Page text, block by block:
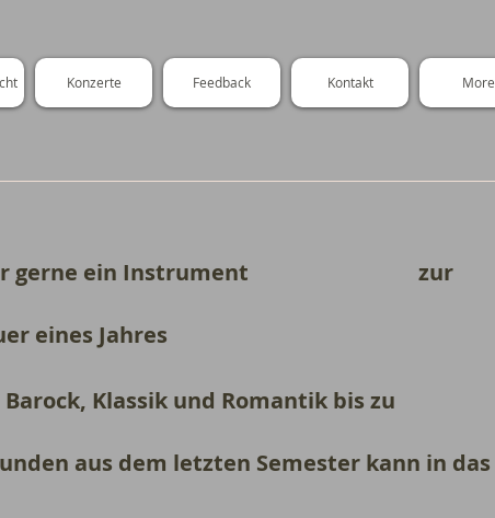
Konzerte Feedback Kontakt More
gerne ein Instrument
zur
eines Jahres
Klassik und Romantik bis zu
aus dem letzten Semester kann in das